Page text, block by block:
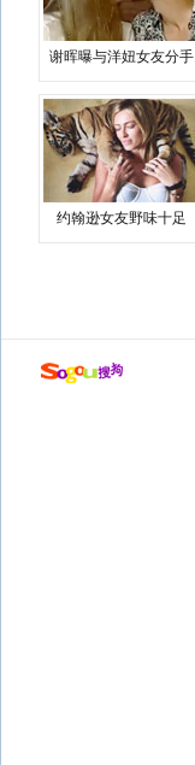
谢晖曝与洋妞女友分手
约翰逊女友野味十足